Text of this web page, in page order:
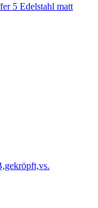
5 Edelstahl matt